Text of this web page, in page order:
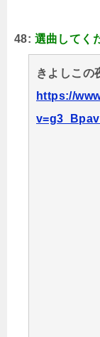
48: 選曲してく
きよしこ
https://